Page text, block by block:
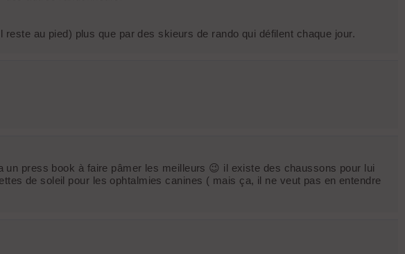
au pied) plus que par des skieurs de rando qui défilent chaque jour.
press book à faire pâmer les meilleurs 😉 il existe des chaussons pour lui
de soleil pour les ophtalmies canines ( mais ça, il ne veut pas en entendre